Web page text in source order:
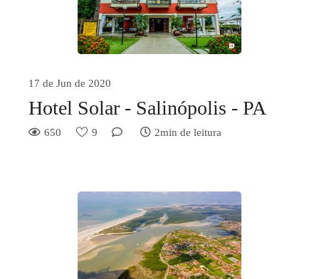
17 de Jun de 2020
Hotel Solar - Salinópolis - PA
650 9 2min de leitura